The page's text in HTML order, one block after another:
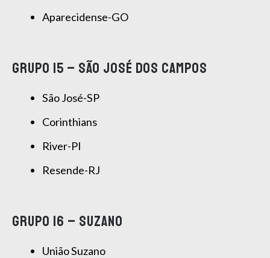
Aparecidense-GO
GRUPO 15 – SÃO JOSÉ DOS CAMPOS
São José-SP
Corinthians
River-PI
Resende-RJ
GRUPO 16 – SUZANO
União Suzano